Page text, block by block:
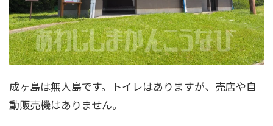
成ヶ島は無人島です。トイレはありますが、売店や自
動販売機はありません。